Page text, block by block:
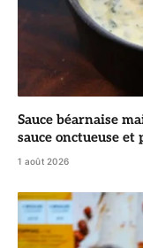
Sauce béarnaise
sauce onctueuse et
1 août 2026